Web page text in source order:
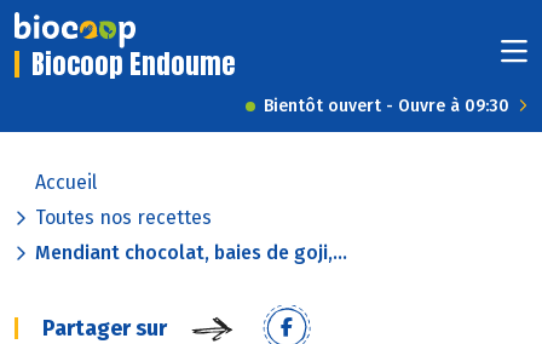
Biocoop Endoume
Bientôt ouvert - Ouvre à 09:30
Accueil
Toutes nos recettes
Mendiant chocolat, baies de goji,...
Partager sur